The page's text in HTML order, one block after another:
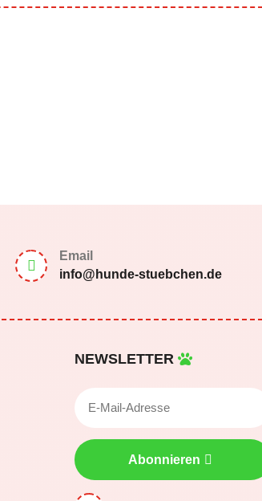

Email
info@hunde-stuebchen.de
NEWSLETTER
Abonnieren